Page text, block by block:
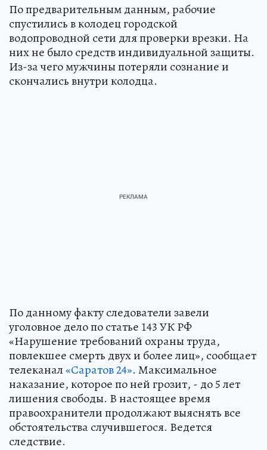
По предварительным данным, рабочие
спустились в колодец городской
водопроводной сети для проверки врезки. На
них не было средств индивидуальной защиты.
Из-за чего мужчины потеряли сознание и
скончались внутри колодца.
По данному факту следователи завели
уголовное дело по статье 143 УК РФ
«Нарушение требований охраны труда,
повлекшее смерть двух и более лиц», сообщает
телеканал«Саратов 24». Максимальное
наказание, которое по ней грозит, - до 5 лет
лишения свободы. В настоящее время
правоохранители продолжают выяснять все
обстоятельства случившегося. Ведется
следствие.